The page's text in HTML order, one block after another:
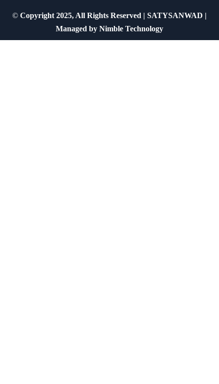
© Copyright 2025, All Rights Reserved | SATYSANWAD |
Managed by Nimble Technology